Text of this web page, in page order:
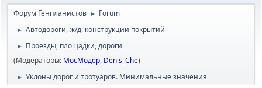
Форум Генпланистов ► Forum
► Автодороги, ж/д, конструкции покрытий
►
Проезды, площадки, дороги
(Модераторы: МосМодер, Denis_Che)
► Уклоны дорог и тротуаров. Минимальные значения